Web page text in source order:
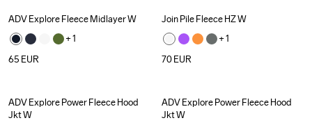
Recycled
ADV Explore Fleece Midlayer W
+ 1
65 EUR
Join Pile Fleece HZ W
+ 1
70EUR
ADV Explore Power Fleece Hood
Jkt W
ADV Explore Power Fleece Hood
Jkt W